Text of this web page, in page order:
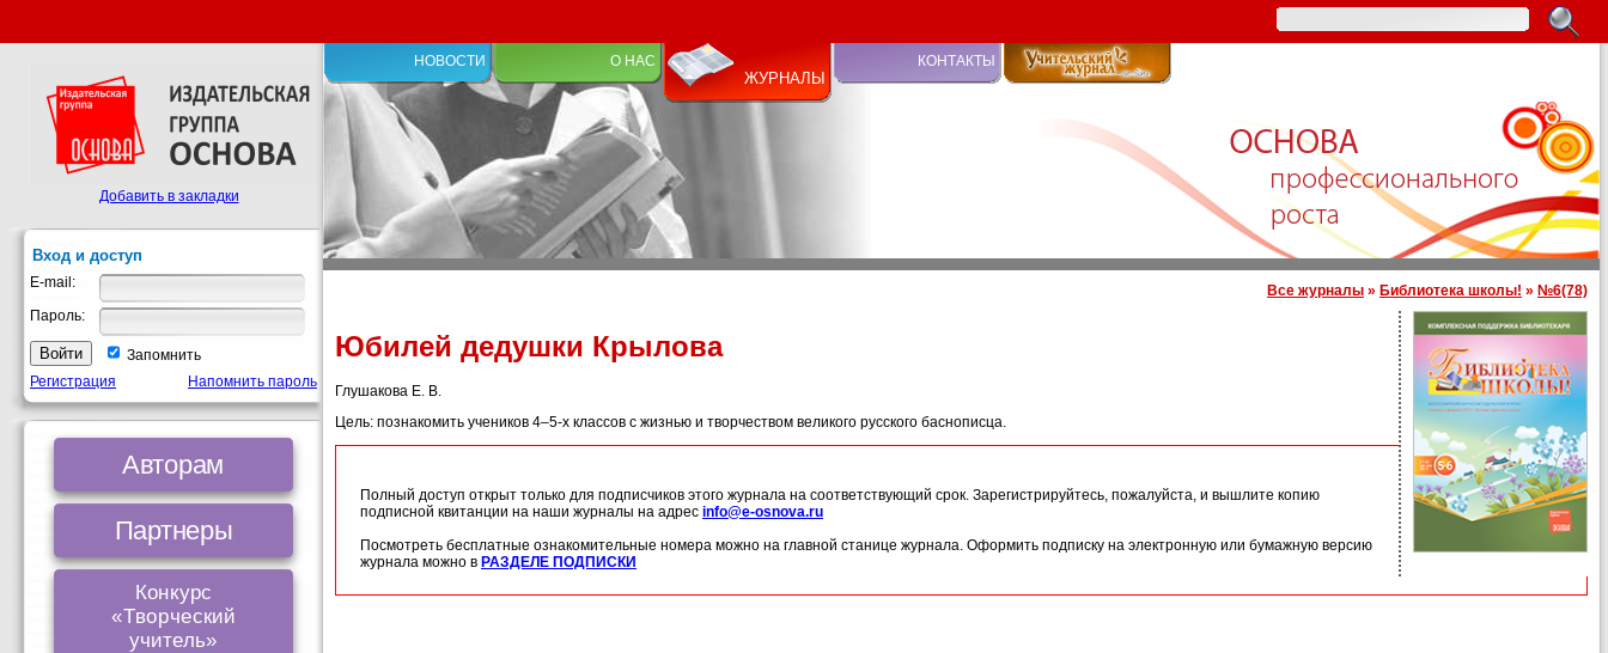
НОВОСТИ О НАС
ЖУРНАЛЫ
КОНТАКТЫ
Все журналы » Библиотека школы! » №6(78)
Юбилей дедушки Крылова
Глушакова Е. В.
Цель: познакомить учеников 4–5-х классов с жизнью и творчеством великого русского баснописца.
Полный доступ открыт только для подписчиков этого журнала на соответствующий срок. Зарегистрируйтесь, пожалуйста, и вышлите копию
подписной квитанции на наши журналы на адрес info@e-osnova.ru
Посмотреть бесплатные ознакомительные номера можно на главной станице журнала. Оформить подписку на электронную или бумажную версию
журнала можно в РАЗДЕЛЕ ПОДПИСКИ
Добавить в закладки
Вход и доступ
E-mail:
Пароль:
Запомнить
Регистрация
Напомнить пароль
Авторам
Партнеры
Конкурс
«Творческий
учитель»